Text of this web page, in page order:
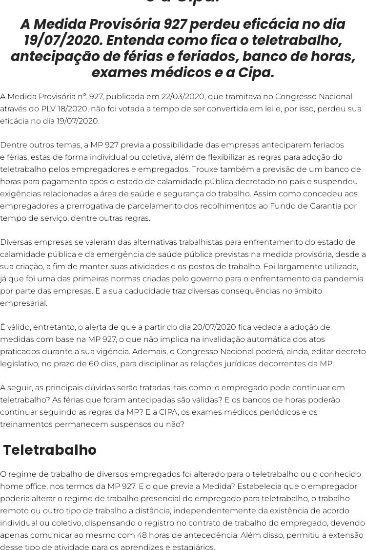
A Medida Provisória 927 perdeu eficácia no dia
19/07/2020. Entenda como fica o teletrabalho,
antecipação de férias e feriados, banco de horas,
exames médicos e a Cipa.
A Medida Provisória nº. 927, publicada em 22/03/2020, que tramitava no Congresso Nacional
através do PLV 18/2020, não foi votada a tempo de ser convertida em lei e, por isso, perdeu sua
eficácia no dia 19/07/2020.
Dentre outros temas, a MP 927 previa a possibilidade das empresas anteciparem feriados
e férias, estas de forma individual ou coletiva, além de flexibilizar as regras para adoção do
teletrabalho pelos empregadores e empregados. Trouxe também a previsão de um banco de
horas para pagamento após o estado de calamidade pública decretado no país e suspendeu
exigências relacionadas a área de saúde e segurança do trabalho. Assim como concedeu aos
empregadores a prerrogativa de parcelamento dos recolhimentos ao Fundo de Garantia por
tempo de serviço, dentre outras regras.
Diversas empresas se valeram das alternativas trabalhistas para enfrentamento do estado de
calamidade pública e da emergência de saúde pública previstas na medida provisória, desde a
sua criação, a fim de manter suas atividades e os postos de trabalho. Foi largamente utilizada,
já que foi uma das primeiras normas criadas pelo governo para o enfrentamento da pandemia
por parte das empresas. E a sua caducidade traz diversas consequências no âmbito
empresarial.
É válido, entretanto, o alerta de que a partir do dia 20/07/2020 fica vedada a adoção de
medidas com base na MP 927, o que não implica na invalidação automática dos atos
praticados durante a sua vigência. Ademais, o Congresso Nacional poderá, ainda, editar decreto
legislativo, no prazo de 60 dias, para disciplinar as relações jurídicas decorrentes da MP.
A seguir, as principais dúvidas serão tratadas, tais como: o empregado pode continuar em
teletrabalho? As férias que foram antecipadas são válidas? E os bancos de horas poderão
continuar seguindo as regras da MP? E a CIPA, os exames médicos periódicos e os
treinamentos permanecem suspensos ou não?
Teletrabalho
O regime de trabalho de diversos empregados foi alterado para o teletrabalho ou o conhecido
home office, nos termos da MP 927. E o que previa a Medida? Estabelecia que o empregador
poderia alterar o regime de trabalho presencial do empregado para teletrabalho, o trabalho
remoto ou outro tipo de trabalho a distância, independentemente da existência de acordo
individual ou coletivo, dispensando o registro no contrato de trabalho do empregado, devendo
apenas comunicar ao mesmo com 48 horas de antecedência. Além disso, permitiu a extensão
desse tipo de atividade para os aprendizes e estagiários.